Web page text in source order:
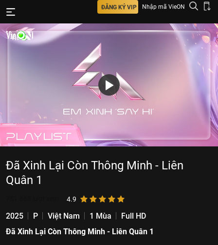
ĐĂNG KÝ VIP Nhập mã VieON
Đã Xinh Lại Còn Thông Minh - Liên
Quân 1
4.9
2025 P Việt Nam 1 Mùa
Full HD
Đã Xinh Lại Còn Thông Minh - Liên Quân 1